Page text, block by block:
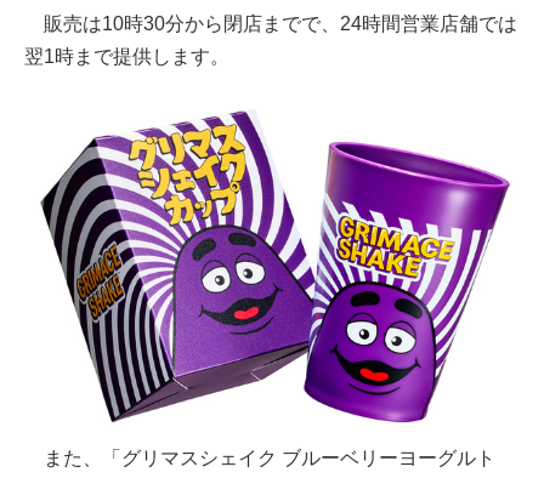
販売は10時30分から閉店までで、24時間営業店舗では
翌1時まで提供します。
また、「グリマスシェイク ブルーベリーヨーグルト